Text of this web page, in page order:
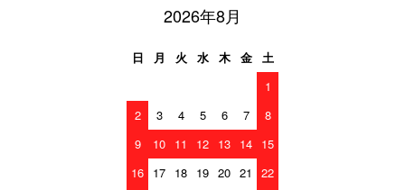
2026年8月
日 月 火 水 木 金
土
1
2
3 4 5 6 7
8
9
10 11 12 13 14 15
16 17 18 19 20 21
22